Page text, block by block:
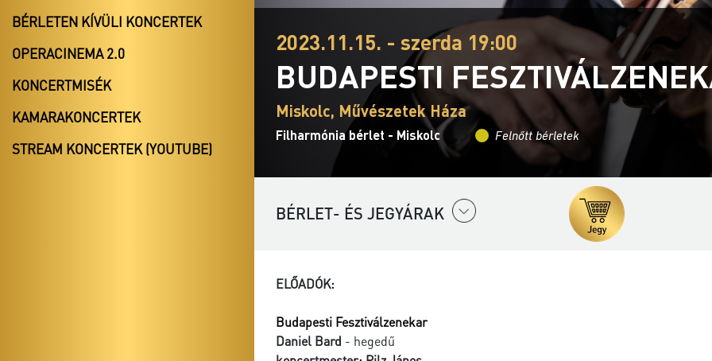
BÉRLETEN KÍVÜLI KONCERTEK
OPERACINEMA 2.0
KONCERTMISÉK
KAMARAKONCERTEK
STREAM KONCERTEK (YOUTUBE)
2023.11.15. - szerda 19:00
BUDAPESTI
Miskolc, Művészetek Háza
Filharmónia bérlet - Miskolc Felnőtt bérletek
BÉRLET- ÉS JEGYÁRAK
ELŐADÓK:
Budapesti Fesztiválzenekar
Daniel Bard - hegedű